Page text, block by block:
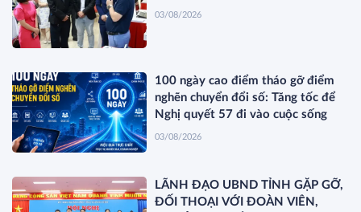
03/08/2026
100 ngày cao điểm tháo gỡ điểm
nghẽn chuyển đổi số: Tăng tốc để
Nghị quyết 57 đi vào cuộc sống
03/08/2026
LÃNH ĐẠO UBND TỈNH GẶP GỠ,
ĐỐI THOẠI VỚI ĐOÀN VIÊN,